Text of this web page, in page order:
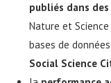
publiés dans
Nature et
bases de données
Social Science